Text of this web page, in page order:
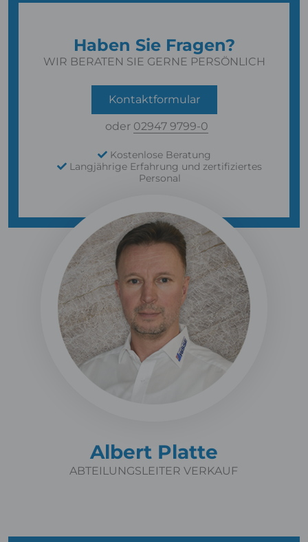
Haben Sie Fragen?
WIR BERATEN SIE GERNE PERSÖNLICH
Kontaktformular
oder 02947 9799-0
Kostenlose Beratung
Langjährige Erfahrung und zertifiziertes
Personal
Albert Platte
ABTEILUNGSLEITER VERKAUF